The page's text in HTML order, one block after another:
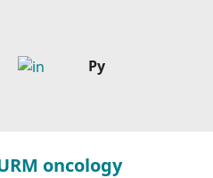
Ру
oncology